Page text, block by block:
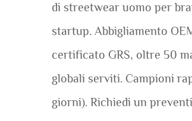
di streetwear uomo per
startup. Abbigliamento
certificato GRS, oltre 50
globali serviti. Campioni
giorni). Richiedi un